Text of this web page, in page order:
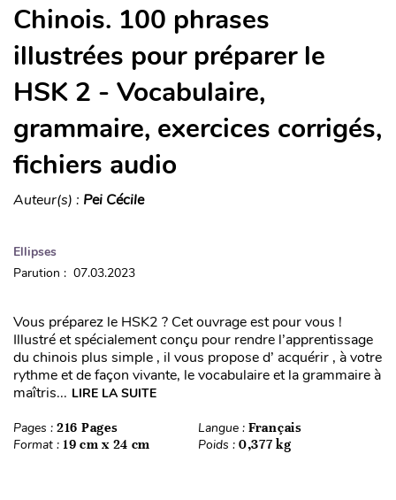
Chinois. 100 phrases
illustrées pour préparer le
HSK 2 - Vocabulaire,
grammaire, exercices corrigés,
fichiers audio
Auteur(s) : Pei Cécile
Ellipses
Parution : 07.03.2023
Vous préparez le HSK2 ? Cet ouvrage est pour vous !
Illustré et spécialement conçu pour rendre l’apprentissage
du chinois plus simple , il vous propose d’ acquérir , à votre
rythme et de façon vivante, le vocabulaire et la grammaire à
maîtris... LIRE LA SUITE
Pages : 216 Pages Langue : Français
Format : 19 cm x 24 cm Poids : 0,377 kg